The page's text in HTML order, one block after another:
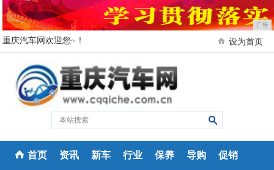
广告
重庆汽车网欢迎您~！ 设为首页
首页 资讯 新车 行业 保养 导购 促销